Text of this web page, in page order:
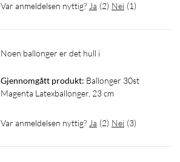
Var anmeldelsen nyttig? Ja (2) Nei (1)
Noen ballonger er det hull i
Gjennomgått produkt: Ballonger 30st
Magenta Latexballonger, 23 cm
Var anmeldelsen nyttig? Ja (2) Nei (3)